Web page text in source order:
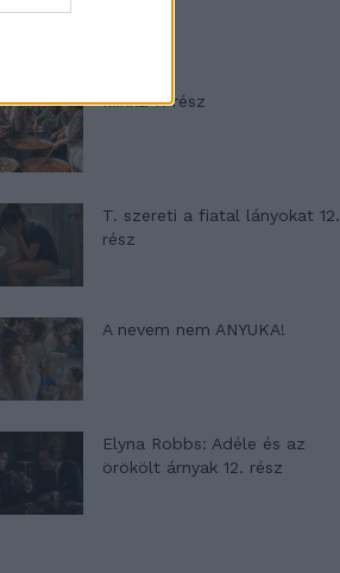
Minka 7. rész
T. szereti a fiatal lányokat 12.
rész
A nevem nem ANYUKA!
Elyna Robbs: Adéle és az
örökölt árnyak 12. rész